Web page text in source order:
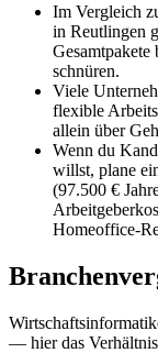
Im Vergleich
in Reutlingen
Gesamtpakete
schnüren.
Viele
flexible
allein über
Wenn du
willst, plane
(97.500 €
Homeoffice-
— hier das